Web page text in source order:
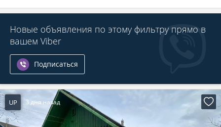
Новые объявления по этому фильтру прямо в
вашем Viber
Подписаться
UP 3 дня назад